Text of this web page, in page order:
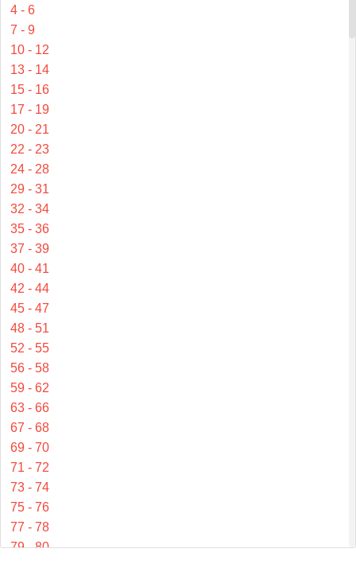
4 - 6
7 - 9
10 - 12
13 - 14
15 - 16
17 - 19
20 - 21
22 - 23
24 - 28
29 - 31
32 - 34
35 - 36
37 - 39
40 - 41
42 - 44
45 - 47
48 - 51
52 - 55
56 - 58
59 - 62
63 - 66
67 - 68
69 - 70
71 - 72
73 - 74
75 - 76
77 - 78
79 - 80